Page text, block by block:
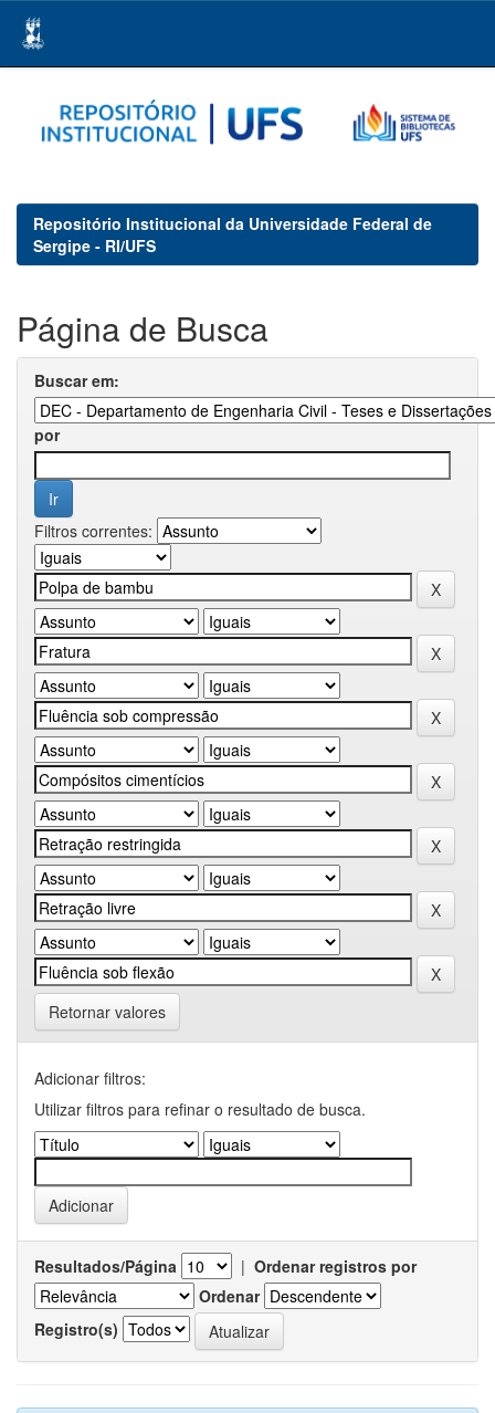
navigation
Repositório Institucional da Universidade Federal de
Sergipe - RI/UFS
Página de Busca
Buscar em:
por
Filtros correntes:
Retornar valores
Adicionar filtros:
Utilizar filtros para refinar o resultado de busca.
Resultados/Página | Ordenar registros por
Ordenar
Registro(s)